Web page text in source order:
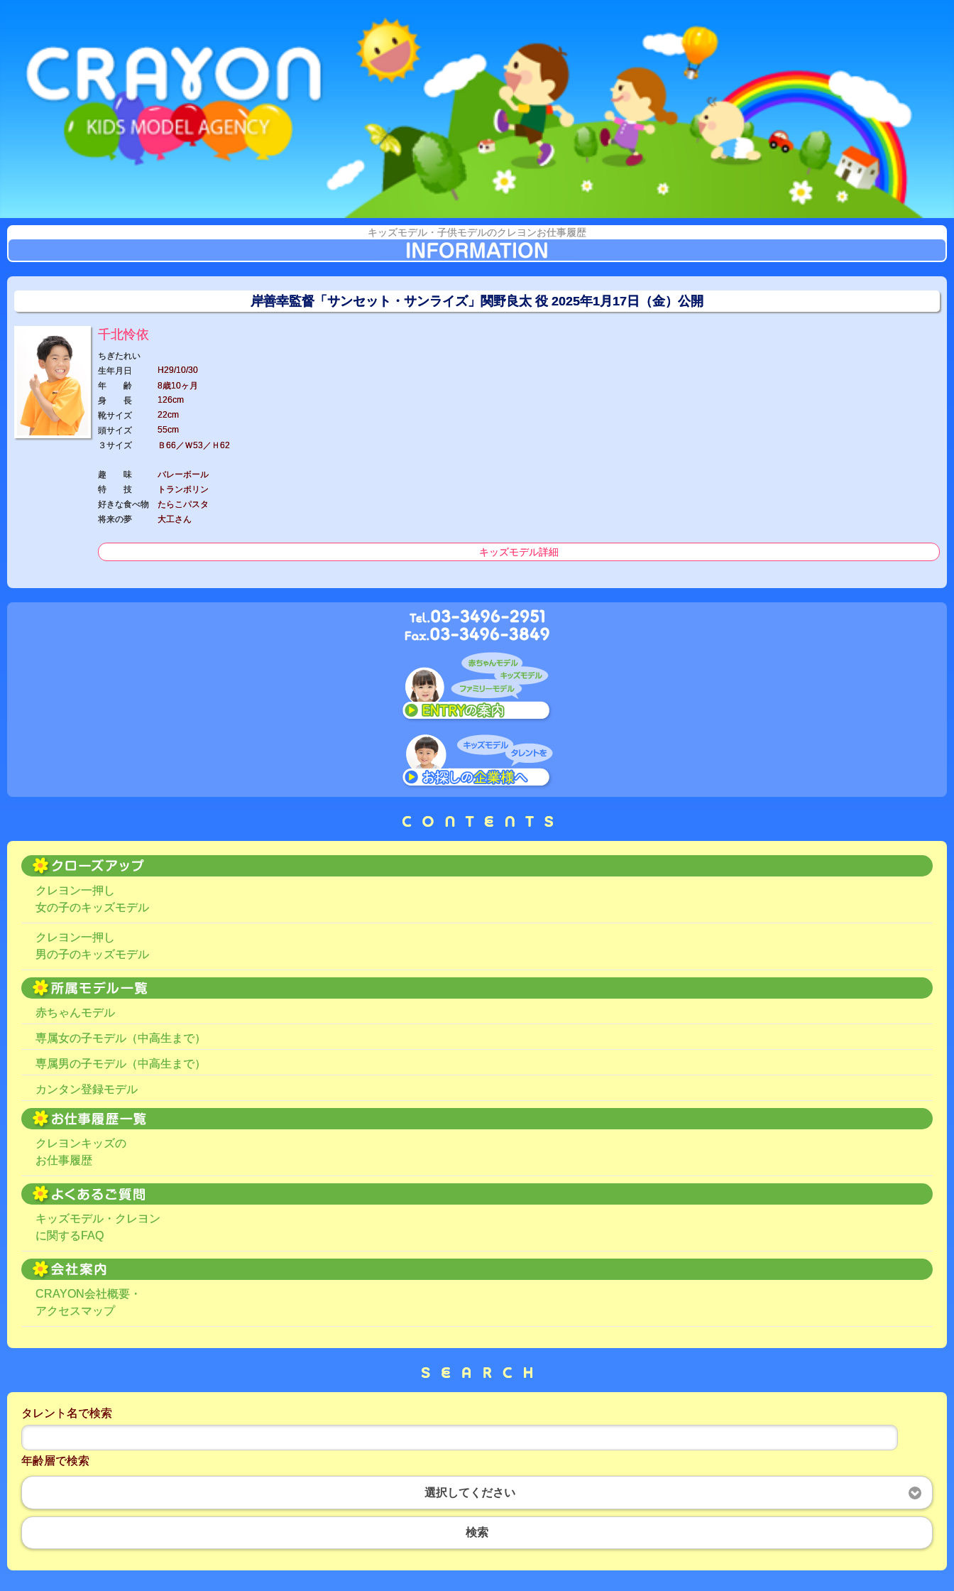
キッズモデル・子供モデルのクレヨンお仕事履歴
岸善幸監督「サンセット・サンライズ」関野良太 役 2025年1月17日（金）公開
千北怜依
ちぎたれい
生年月日
H29/10/30
年 齢
8歳10ヶ月
身 長
126cm
靴サイズ
22cm
頭サイズ
55cm
３サイズ
Ｂ66／Ｗ53／Ｈ62
趣 味
バレーボール
特 技
トランポリン
好きな食べ物
たらこパスタ
将来の夢
大工さん
キッズモデル詳細
クレヨン一押し
女の子のキッズモデル
クレヨン一押し
男の子のキッズモデル
赤ちゃんモデル
専属女の子モデル（中高生まで）
専属男の子モデル（中高生まで）
カンタン登録モデル
クレヨンキッズの
お仕事履歴
キッズモデル・クレヨン
に関するFAQ
CRAYON会社概要・
アクセスマップ
タレント名で検索
年齢層で検索
選択してください
検索